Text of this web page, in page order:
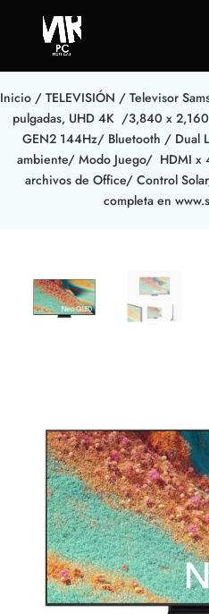
Inicio / TELEVISIÓN / Televisor
pulgadas, UHD 4K /3,840 x
GEN2 144Hz/ Bluetooth / Dual
ambiente/ Modo Juego/ HDMI
archivos de Office/ Control
completa en